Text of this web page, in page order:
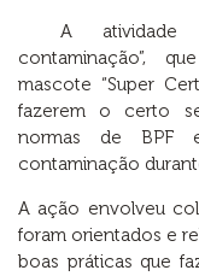
A atividade
contaminação”,
mascote “Super
fazerem o certo
normas de BPF
contaminação
A ação envolveu
foram orientados e
boas práticas que